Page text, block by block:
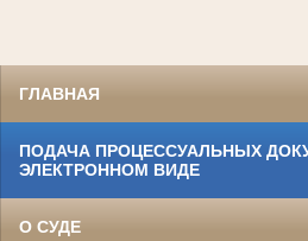
ГЛАВНАЯ
ПОДАЧА ПРОЦЕССУАЛЬНЫХ
ЭЛЕКТРОННОМ ВИДЕ
О СУДЕ